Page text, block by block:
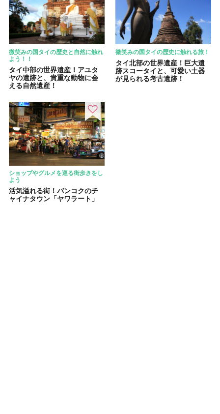
微笑みの国タイの歴史と自然に触れ
よう！！
タイ中部の世界遺産！アユタ
ヤの遺跡と、貴重な動物に会
える自然遺産！
微笑みの国タイの歴史に触れる旅！
タイ北部の世界遺産！巨大遺
跡スコータイと、可愛い土器
が見られる考古遺跡！
ショップやグルメを巡る街歩きをし
よう
活気溢れる街！バンコクのチ
ャイナタウン「ヤワラート」